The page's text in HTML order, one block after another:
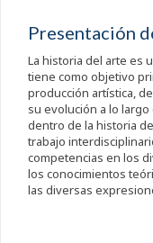
Presentación
La historia del arte es
tiene como objetivo
producción artística,
su evolución a lo
dentro de la historia
trabajo
competencias en los
los conocimientos
las diversas